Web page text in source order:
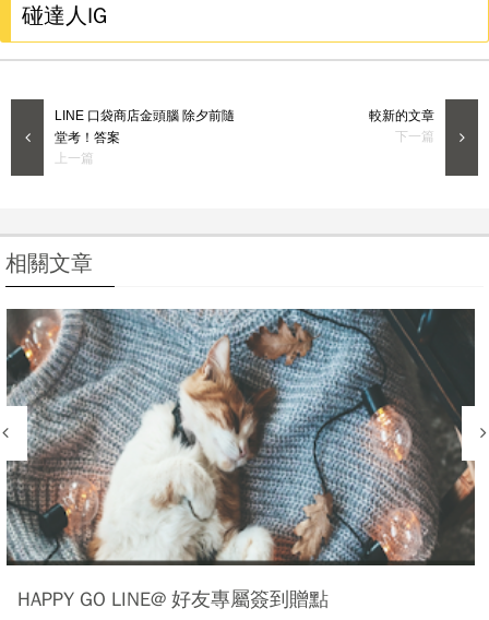
碰達人IG
較新的文章
下一篇
LINE 口袋商店金頭腦 除夕前隨
堂考！答案
上一篇
相關文章
HAPPY GO LINE@ 好友專屬簽到贈點
HAPPY GO 你的美麗日記 文末簽到贈點